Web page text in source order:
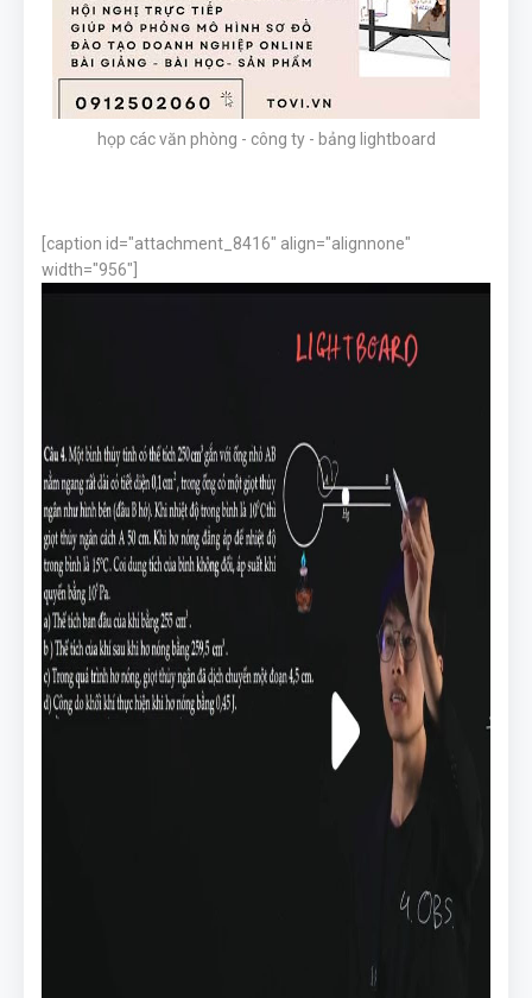
họp các văn phòng - công ty - bảng lightboard
[caption id="attachment_8416" align="alignnone"
width="956"]